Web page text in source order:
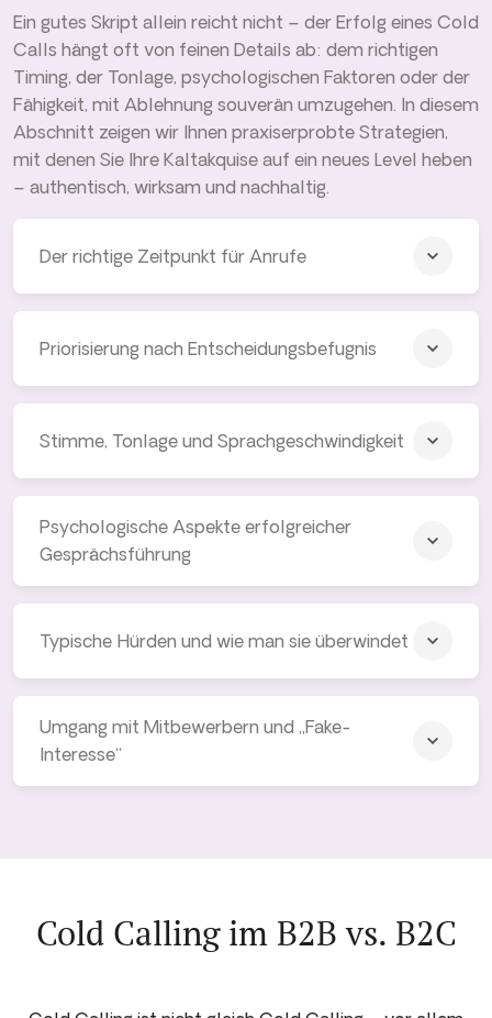
Ein gutes Skript allein reicht nicht – der Erfolg eines Cold
Calls hängt oft von feinen Details ab: dem richtigen
Timing, der Tonlage, psychologischen Faktoren oder der
Fähigkeit, mit Ablehnung souverän umzugehen. In diesem
Abschnitt zeigen wir Ihnen praxiserprobte Strategien,
mit denen Sie Ihre Kaltakquise auf ein neues Level heben
– authentisch, wirksam und nachhaltig.
Der richtige Zeitpunkt für Anrufe
Priorisierung nach Entscheidungsbefugnis
Stimme, Tonlage und Sprachgeschwindigkeit
Psychologische Aspekte erfolgreicher
Gesprächsführung
Typische Hürden und wie man sie überwindet
Umgang mit Mitbewerbern und „Fake-
Interesse“
Cold Calling im B2B vs. B2C